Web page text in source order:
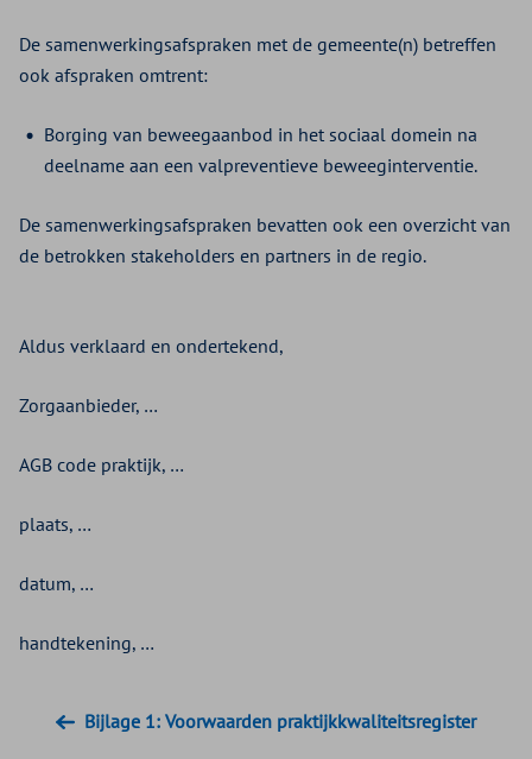
De samenwerkingsafspraken met de gemeente(n) betreffen
ook afspraken omtrent:
Borging van beweegaanbod in het sociaal domein na
deelname aan een valpreventieve beweeginterventie.
De samenwerkingsafspraken bevatten ook een overzicht van
de betrokken stakeholders en partners in de regio.
Aldus verklaard en ondertekend,
Zorgaanbieder, …
AGB code praktijk, …
plaats, …
datum, …
handtekening, …
Bijlage 1: Voorwaarden praktijkkwaliteitsregister